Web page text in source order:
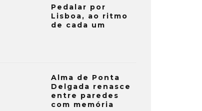
Pedalar por
Lisboa, ao ritmo
de cada um
Alma de Ponta
Delgada renasce
entre paredes
com memória